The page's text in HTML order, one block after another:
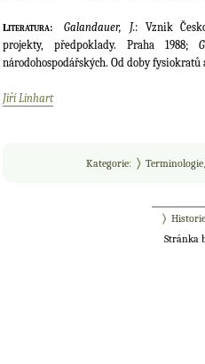
Literatura: Galandauer, J.: Vznik
projekty, předpoklady. Praha 1988;
národohospodářských. Od doby fysiokratů
Jiří Linhart
Kategorie:
Historie
Stránka